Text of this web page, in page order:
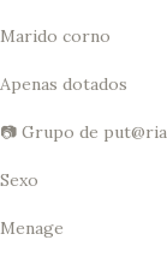
Marido corno
Apenas dotados
📷 Grupo de put@ria
Sexo
Menage